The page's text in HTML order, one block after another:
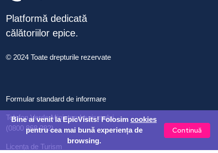
Platformă dedicată
călătoriilor epice.
© 2024 Toate drepturile rezervate
Formular standard de informare
Telefon Verde Ministerul turismului
(0800 868 282)
Licența de Turism
Bine ai venit la EpicVisits! Folosim cookies
pentru cea mai bună experiența de
browsing.
Continuă